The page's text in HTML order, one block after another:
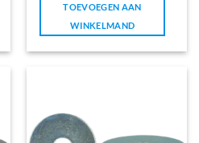
TOEVOEGEN AAN
WINKELMAND